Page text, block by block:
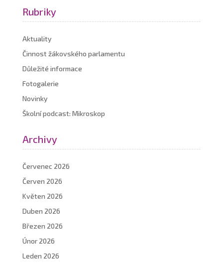
Rubriky
Aktuality
Činnost žákovského parlamentu
Důležité informace
Fotogalerie
Novinky
Školní podcast: Mikroskop
Archivy
Červenec 2026
Červen 2026
Květen 2026
Duben 2026
Březen 2026
Únor 2026
Leden 2026